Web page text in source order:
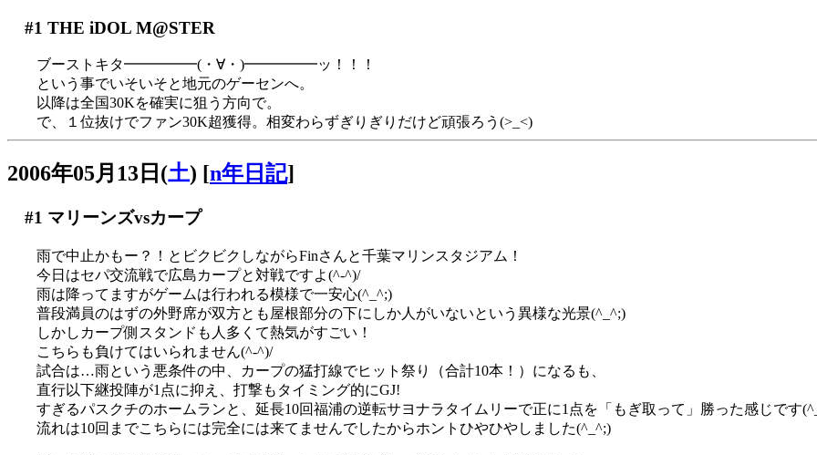
#1 THE iDOL M@STER
ブーストキタ━━━━━(・∀・)━━━━━ッ！！！
という事でいそいそと地元のゲーセンへ。
以降は全国30Kを確実に狙う方向で。
で、１位抜けでファン30K超獲得。相変わらずぎりぎりだけど頑張ろう(>_<)
2006年05月13日(土) [n年日記]
#1 マリーンズvsカープ
雨で中止かもー？！とビクビクしながらFinさんと千葉マリンスタジアム！
今日はセパ交流戦で広島カープと対戦ですよ(^-^)/
雨は降ってますがゲームは行われる模様で一安心(^_^;)
普段満員のはずの外野席が双方とも屋根部分の下にしか人がいないという異様な光景(^_^;)
しかしカープ側スタンドも人多くて熱気がすごい！
こちらも負けてはいられません(^-^)/
試合は…雨という悪条件の中、カープの猛打線でヒット祭り（合計10本！）になるも、
直行以下継投陣が1点に抑え、打撃もタイミング的にGJ!
すぎるパスクチのホームランと、延長10回福浦の逆転サヨナラタイムリーで正に1点を「もぎ取って」勝った感じです
流れは10回までこちらには完全には来てませんでしたからホントひやひやしました(^_^;)